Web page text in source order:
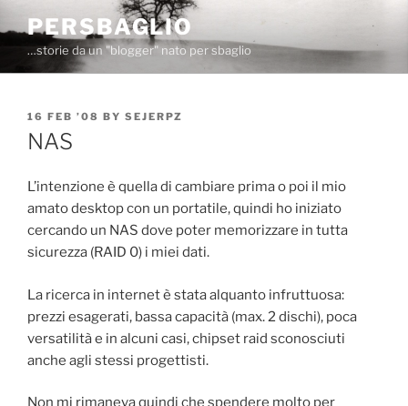
to
content
PERSBAGLIO
…storie da un "blogger" nato per sbaglio
POSTED
ON
16 FEB ’08 BY SEJERPZ
NAS
L’intenzione è quella di cambiare prima o poi il mio
amato desktop con un portatile, quindi ho iniziato
cercando un NAS dove poter memorizzare in tutta
sicurezza (RAID 0) i miei dati.
La ricerca in internet è stata alquanto infruttuosa:
prezzi esagerati, bassa capacità (max. 2 dischi), poca
versatilità e in alcuni casi, chipset raid sconosciuti
anche agli stessi progettisti.
Non mi rimaneva quindi che spendere molto per